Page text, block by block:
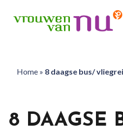
Home» 8 daagse bus/
8 DAAGSE